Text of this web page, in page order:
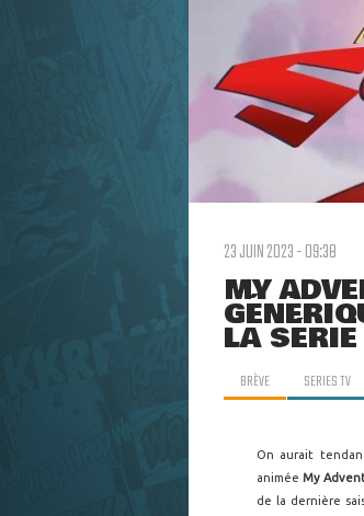
23 JUIN 2023 - 09:38
MY
LA
BRÈVE SERIES TV
On aurait
animéeMy
de la dernière